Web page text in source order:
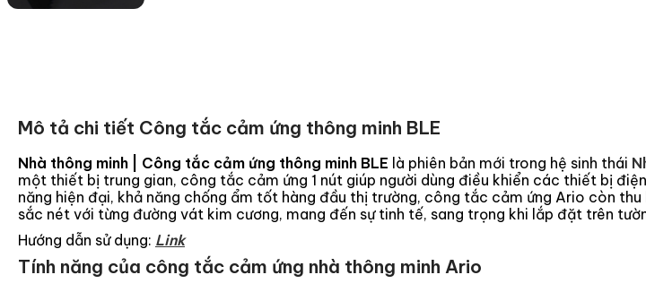
Mô tả chi tiết Công tắc cảm ứng thông minh BLE
Nhà thông minh | Công tắc cảm ứng thông minh BLE là phiên bản mới trong hệ sinh thái
một thiết bị trung gian, công tắc cảm ứng 1 nút giúp người dùng điều khiển các thiết bị
năng hiện đại, khả năng chống ẩm tốt hàng đầu thị trường, công tắc cảm ứng Ario còn
sắc nét với từng đường vát kim cương, mang đến sự tinh tế, sang trọng khi lắp đặt trên
Hướng dẫn sử dụng: Link
Tính năng của công tắc cảm ứng nhà thông minh Ario